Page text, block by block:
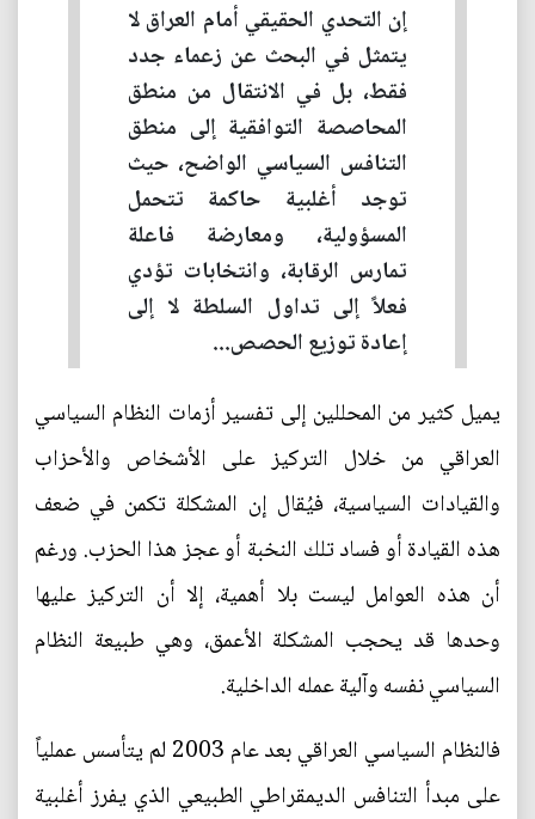
إن التحدي الحقيقي أمام العراق لا
يتمثل في البحث عن زعماء جدد
فقط، بل في الانتقال من منطق
المحاصصة التوافقية إلى منطق
التنافس السياسي الواضح، حيث
توجد أغلبية حاكمة تتحمل
المسؤولية، ومعارضة فاعلة
تمارس الرقابة، وانتخابات تؤدي
فعلاً إلى تداول السلطة لا إلى
إعادة توزيع الحصص...
يميل كثير من المحللين إلى تفسير أزمات النظام السياسي
العراقي من خلال التركيز على الأشخاص والأحزاب
والقيادات السياسية، فيُقال إن المشكلة تكمن في ضعف
هذه القيادة أو فساد تلك النخبة أو عجز هذا الحزب. ورغم
أن هذه العوامل ليست بلا أهمية، إلا أن التركيز عليها
وحدها قد يحجب المشكلة الأعمق، وهي طبيعة النظام
السياسي نفسه وآلية عمله الداخلية.
فالنظام السياسي العراقي بعد عام 2003 لم يتأسس عملياً
على مبدأ التنافس الديمقراطي الطبيعي الذي يفرز أغلبية